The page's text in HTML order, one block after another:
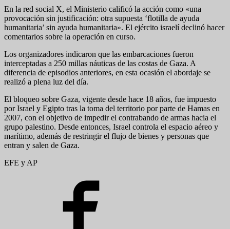
En la red social X, el Ministerio calificó la acción como «una
provocación sin justificación: otra supuesta ‘flotilla de ayuda
humanitaria’ sin ayuda humanitaria». El ejército israelí declinó hacer
comentarios sobre la operación en curso.
Los organizadores indicaron que las embarcaciones fueron
interceptadas a 250 millas náuticas de las costas de Gaza. A
diferencia de episodios anteriores, en esta ocasión el abordaje se
realizó a plena luz del día.
El bloqueo sobre Gaza, vigente desde hace 18 años, fue impuesto
por Israel y Egipto tras la toma del territorio por parte de Hamas en
2007, con el objetivo de impedir el contrabando de armas hacia el
grupo palestino. Desde entonces, Israel controla el espacio aéreo y
marítimo, además de restringir el flujo de bienes y personas que
entran y salen de Gaza.
EFE y AP